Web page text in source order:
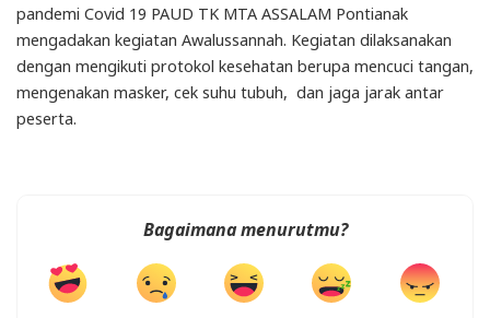
pandemi Covid 19 PAUD TK MTA ASSALAM Pontianak
mengadakan kegiatan Awalussannah. Kegiatan dilaksanakan
dengan mengikuti protokol kesehatan berupa mencuci tangan,
mengenakan masker, cek suhu tubuh, dan jaga jarak antar
peserta.
Bagaimana menurutmu?